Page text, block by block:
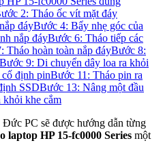
2: Tháo ốc vít mặt đáy
đáyBước 4: Bẩy nhẹ góc của
nắp đáyBước 6: Tháo tiếp các
Tháo hoàn toàn nắp đáyBước 8:
Bước 9: Di chuyển dây loa ra khỏi
định pinBước 11: Tháo pin ra
SSDBước 13: Nâng một đầu
khe cắm
PC sẽ được hướng dẫn từng
laptop HP 15-fc0000 Series một